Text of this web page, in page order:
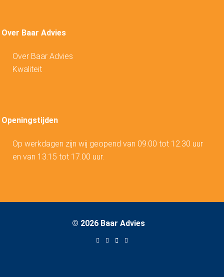
Over Baar Advies
Over Baar Advies
Kwaliteit
Openingstijden
Op werkdagen zijn wij geopend van 09.00 tot 12.30 uur
en van 13.15 tot 17.00 uur.
© 2026 Baar Advies